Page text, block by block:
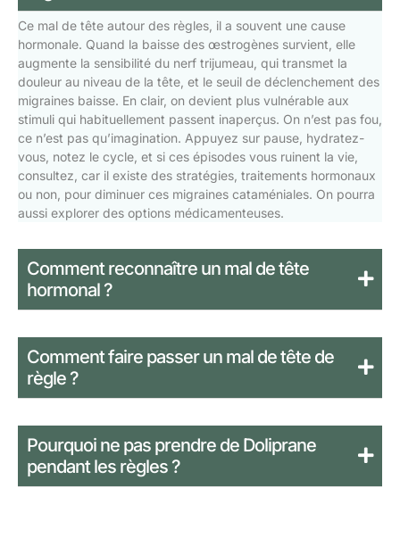
Ce mal de tête autour des règles, il a souvent une cause
hormonale. Quand la baisse des œstrogènes survient, elle
augmente la sensibilité du nerf trijumeau, qui transmet la
douleur au niveau de la tête, et le seuil de déclenchement des
migraines baisse. En clair, on devient plus vulnérable aux
stimuli qui habituellement passent inaperçus. On n’est pas fou,
ce n’est pas qu’imagination. Appuyez sur pause, hydratez-
vous, notez le cycle, et si ces épisodes vous ruinent la vie,
consultez, car il existe des stratégies, traitements hormonaux
ou non, pour diminuer ces migraines cataméniales. On pourra
aussi explorer des options médicamenteuses.
Comment reconnaître un mal de tête
hormonal ?
Comment faire passer un mal de tête de
règle ?
Pourquoi ne pas prendre de Doliprane
pendant les règles ?